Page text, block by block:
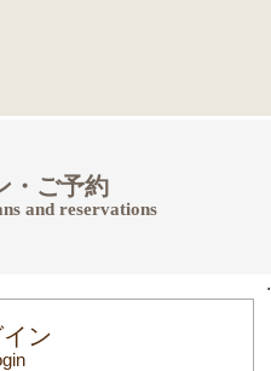
・ご予約
and reservations
ン
.